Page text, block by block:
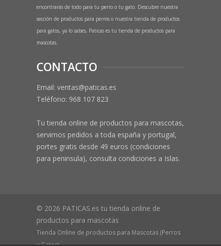
encontrarás de todo para tu perro o tu gato. Descubre nuestra
sección de productos para perros o nuestra tienda de productos
para gatos, ya lo sabes, Paticas es tu tienda de productos para
mascotas.
CONTACTO
Email: ventas@paticas.es
Teléfono: 968 107 823
Tu tienda online de productos para mascotas,
servimos pedidos a toda españa y portugal,
portes gratis desde 49 euros (condiciones
para peninsula), consulta condiciones a Islas.
© 2026 PATICAS.es tu tienda online de
productos para mascotas
Tienda Online de productos para Mascotas (Perros